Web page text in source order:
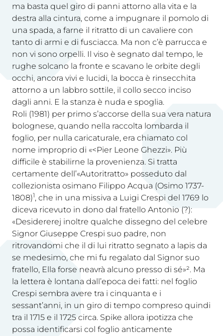
ma basta quel giro di panni attorno alla vita e la
destra alla cintura, come a impugnare il pomolo di
una spada, a farne il ritratto di un cavaliere con
tanto di armi e di fusciacca. Ma non c’è parrucca e
non vi sono orpelli. Il viso è segnato dal tempo, le
rughe solcano la fronte e scavano le orbite degli
occhi, ancora vivi e lucidi, la bocca è rinsecchita
attorno a un labbro sottile, il collo secco inciso
dagli anni. E la stanza è nuda e spoglia.
Roli (1981) per primo s’accorse della sua vera natura
bolognese, quando nella raccolta lombarda il
foglio, per nulla caricaturale, era chiamato col
nome improprio di «<Pier Leone Ghezzi». Più
difficile è stabilirne la provenienza. Si tratta
certamente dell’«Autoritratto» posseduto dal
collezionista osimano Filippo Acqua (Osimo 1737-
1808)1, che in una missiva a Luigi Crespi del 1769 lo
diceva ricevuto in dono dal fratello Antonio (?):
«Desidererej inoltre qualche dissegno del celebre
Signor Giuseppe Crespi suo padre, non
ritrovandomi che il di lui ritratto segnato a lapis da
se medesimo, che mi fu regalato dal Signor suo
fratello, Ella forse neavrà alcuno presso di sé»². Ma
la lettera è lontana dall’epoca dei fatti: nel foglio
Crespi sembra avere tra i cinquanta e i
sessant’anni, in un giro di tempo compreso quindi
tra il 1715 e il 1725 circa. Spike allora ipotizza che
possa identificarsi col foglio anticamente